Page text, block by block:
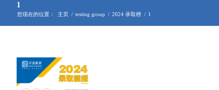
1
您现在的位置： 主页 / testing group / 2024 录取榜 / 1